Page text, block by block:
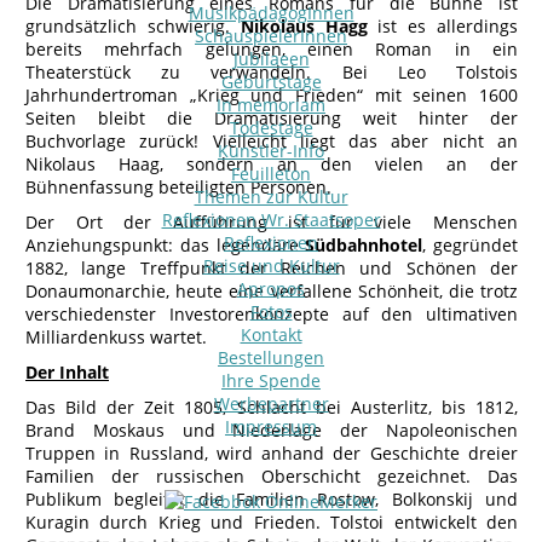
MusikpädagogInnen
SchauspielerInnen
Jubilaeen
Geburtstage
In memoriam
Todestage
Künstler-Info
Feuilleton
Themen zur Kultur
Reflexionen Wr. Staatsoper
Reflexionen
Reise und Kultur
Apropos
Fotos
Kontakt
Bestellungen
Ihre Spende
Werbepartner
Impressum
grundsätzlich schwierig.Nikolaus Haggist es allerdings
bereits mehrfach gelungen, einen Roman in ein
Theaterstück zu verwandeln. Bei Leo Tolstois
Jahrhundertroman „Krieg und Frieden“ mit seinen 1600
Seiten bleibt die Dramatisierung weit hinter der
Buchvorlage zurück! Vielleicht liegt das aber nicht an
Nikolaus Haag, sondern an den vielen an der
Bühnenfassung beteiligten Personen.
Der Ort der Aufführung ist für viele Menschen
Anziehungspunkt: das legendäreSüdbahnhotel, gegründet
1882, lange Treffpunkt der Reichen und Schönen der
Donaumonarchie, heute eine verfallene Schönheit, die trotz
verschiedenster Investorenkonzepte auf den ultimativen
Milliardenkuss wartet.
Der Inhalt
Das Bild der Zeit 1805, Schlacht bei Austerlitz, bis 1812,
Brand Moskaus und Niederlage der Napoleonischen
Truppen in Russland, wird anhand der Geschichte dreier
Familien der russischen Oberschicht gezeichnet. Das
Publikum begleitet die Familien Rostow, Bolkonskij und
Kuragin durch Krieg und Frieden. Tolstoi entwickelt den